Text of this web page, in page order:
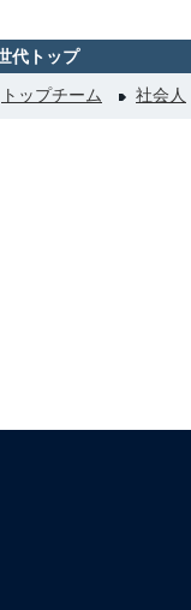
代トップ
トップチーム
社会人